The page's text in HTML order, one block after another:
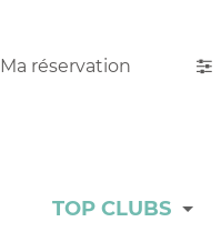
Ma réservation
TOP CLUBS